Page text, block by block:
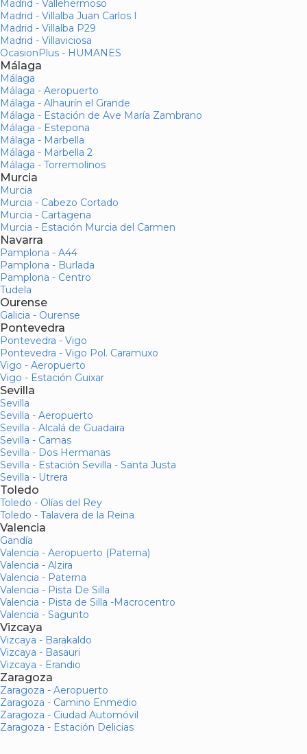
Madrid - Vallehermoso
Madrid - Villalba Juan Carlos I
Madrid - Villalba P29
Madrid - Villaviciosa
OcasionPlus - HUMANES
Málaga
Málaga
Málaga - Aeropuerto
Málaga - Alhaurín el Grande
Málaga - Estación de Ave María Zambrano
Málaga - Estepona
Málaga - Marbella
Málaga - Marbella 2
Málaga - Torremolinos
Murcia
Murcia
Murcia - Cabezo Cortado
Murcia - Cartagena
Murcia - Estación Murcia del Carmen
Navarra
Pamplona - A44
Pamplona - Burlada
Pamplona - Centro
Tudela
Ourense
Galicia - Ourense
Pontevedra
Pontevedra - Vigo
Pontevedra - Vigo Pol. Caramuxo
Vigo - Aeropuerto
Vigo - Estación Guixar
Sevilla
Sevilla
Sevilla - Aeropuerto
Sevilla - Alcalá de Guadaira
Sevilla - Camas
Sevilla - Dos Hermanas
Sevilla - Estación Sevilla - Santa Justa
Sevilla - Utrera
Toledo
Toledo - Olías del Rey
Toledo - Talavera de la Reina
Valencia
Gandía
Valencia - Aeropuerto (Paterna)
Valencia - Alzira
Valencia - Paterna
Valencia - Pista De Silla
Valencia - Pista de Silla -Macrocentro
Valencia - Sagunto
Vizcaya
Vizcaya - Barakaldo
Vizcaya - Basauri
Vizcaya - Erandio
Zaragoza
Zaragoza - Aeropuerto
Zaragoza - Camino Enmedio
Zaragoza - Ciudad Automóvil
Zaragoza - Estación Delicias